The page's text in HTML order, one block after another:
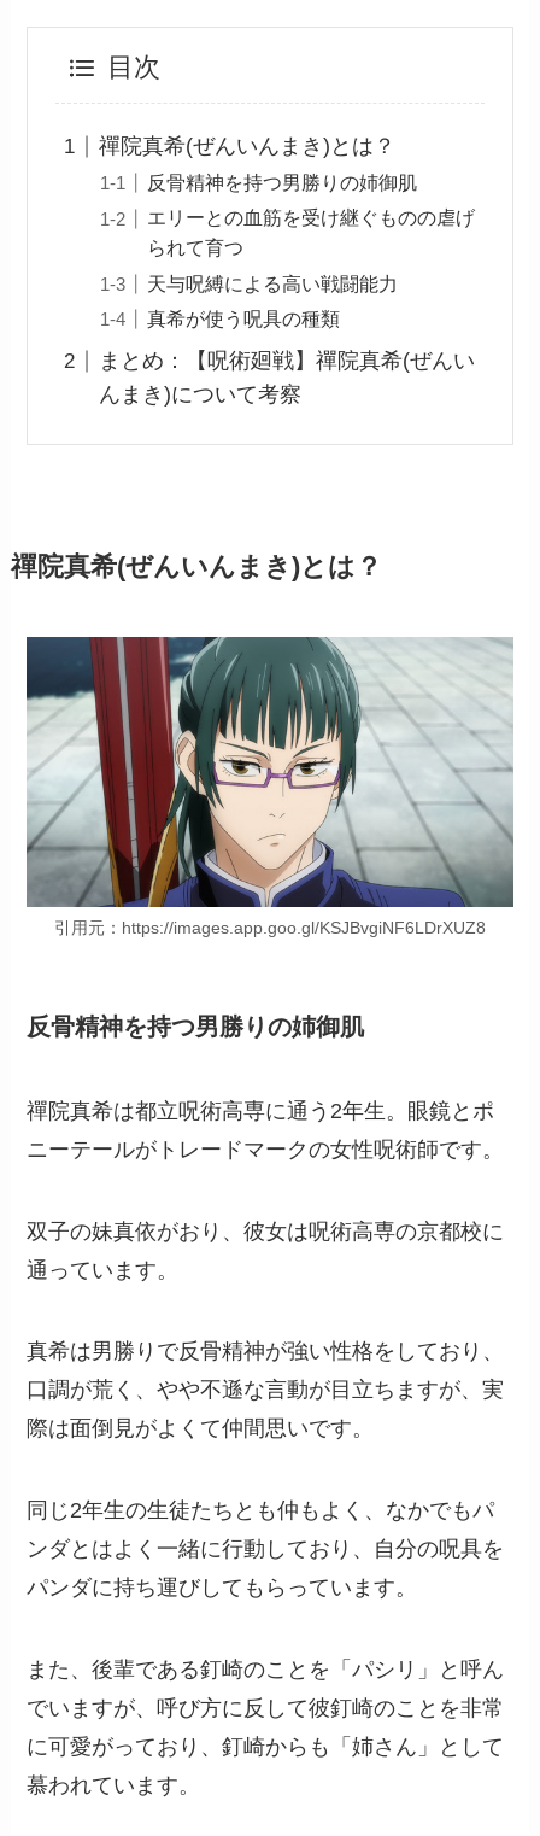
目次
禪院真希(ぜんいんまき)とは？
反骨精神を持つ男勝りの姉御肌
エリーとの血筋を受け継ぐものの虐げ
られて育つ
天与呪縛による高い戦闘能力
真希が使う呪具の種類
まとめ：【呪術廻戦】禪院真希(ぜんい
んまき)について考察
禪院真希(ぜんいんまき)とは？
引用元：https://images.app.goo.gl/KSJBvgiNF6LDrXUZ8
反骨精神を持つ男勝りの姉御肌
禪院真希は都立呪術高専に通う2年生。眼鏡とポ
ニーテールがトレードマークの女性呪術師です。
双子の妹真依がおり、彼女は呪術高専の京都校に
通っています。
真希は男勝りで反骨精神が強い性格をしており、
口調が荒く、やや不遜な言動が目立ちますが、実
際は面倒見がよくて仲間思いです。
同じ2年生の生徒たちとも仲もよく、なかでもパ
ンダとはよく一緒に行動しており、自分の呪具を
パンダに持ち運びしてもらっています。
また、後輩である釘崎のことを「パシリ」と呼ん
でいますが、呼び方に反して彼釘崎のことを非常
に可愛がっており、釘崎からも「姉さん」として
慕われています。